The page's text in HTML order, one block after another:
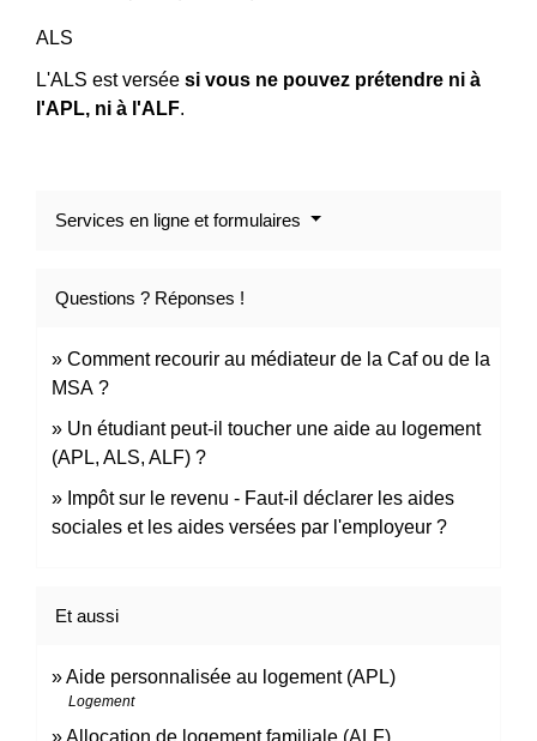
ALS
L'ALS est versée si vous ne pouvez prétendre ni à
l'APL, ni à l'ALF.
Services en ligne et formulaires
Questions ? Réponses !
Comment recourir au médiateur de la Caf ou de la
MSA ?
Un étudiant peut-il toucher une aide au logement
(APL, ALS, ALF) ?
Impôt sur le revenu - Faut-il déclarer les aides
sociales et les aides versées par l'employeur ?
Et aussi
Aide personnalisée au logement (APL)
Logement
Allocation de logement familiale (ALF)